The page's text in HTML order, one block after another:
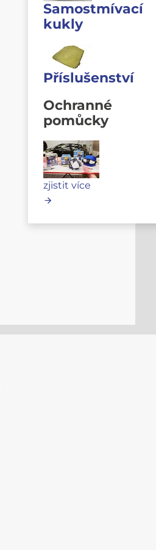
Samostmívací
kukly
Příslušenství
Ochranné
pomůcky
zjistit více